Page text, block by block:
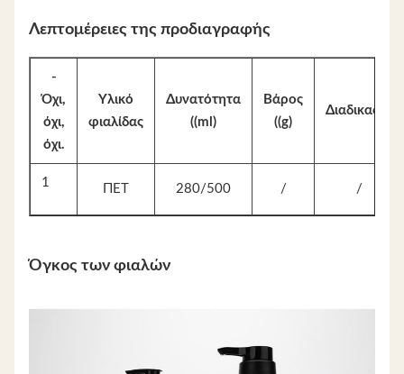
Λεπτομέρειες της προδιαγραφής
-
Όχι,
όχι,
όχι.
Υλικό
φιαλίδας
Δυνατότητα
((ml)
Βάρος
((g)
Διαδικασία
1 ΠΕΤ 280/500 / /
Όγκος των φιαλών